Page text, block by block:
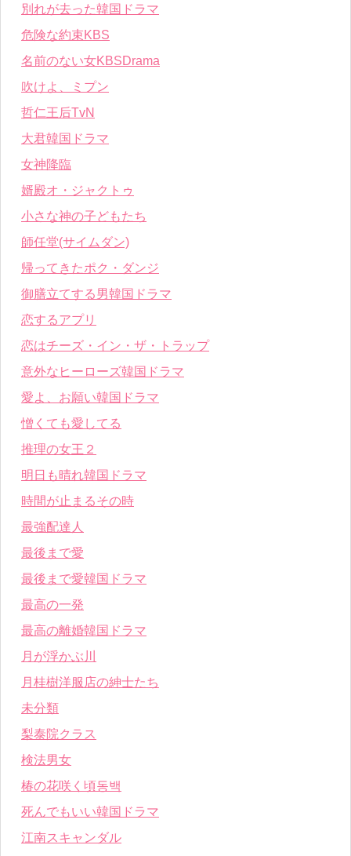
別れが去った韓国ドラマ
危険な約束KBS
名前のない女KBSDrama
吹けよ、ミプン
哲仁王后TvN
大君韓国ドラマ
女神降臨
婿殿オ・ジャクトゥ
小さな神の子どもたち
師任堂(サイムダン)
帰ってきたポク・ダンジ
御膳立てする男韓国ドラマ
恋するアプリ
恋はチーズ・イン・ザ・トラップ
意外なヒーローズ韓国ドラマ
愛よ、お願い韓国ドラマ
憎くても愛してる
推理の女王２
明日も晴れ韓国ドラマ
時間が止まるその時
最強配達人
最後まで愛
最後まで愛韓国ドラマ
最高の一発
最高の離婚韓国ドラマ
月が浮かぶ川
月桂樹洋服店の紳士たち
未分類
梨泰院クラス
検法男女
椿の花咲く頃동백
死んでもいい韓国ドラマ
江南スキャンダル